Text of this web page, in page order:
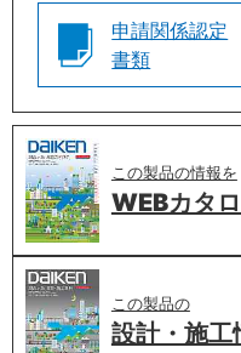
申請関係認定
書類
この製品の情報を
WEBカタ
この製品の
設計・施工